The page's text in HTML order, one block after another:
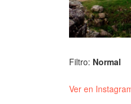
Filtro: Normal
Ver en